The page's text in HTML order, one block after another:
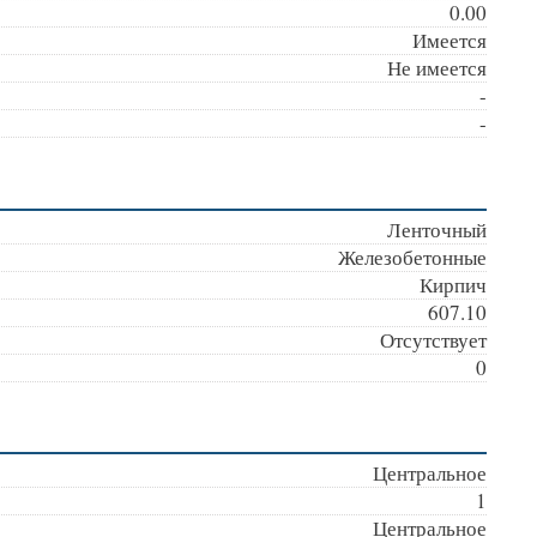
0.00
Имеется
Не имеется
-
-
Ленточный
Железобетонные
Кирпич
607.10
Отсутствует
0
Центральное
1
Центральное